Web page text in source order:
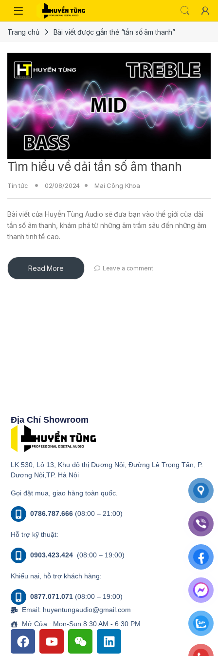
Trang chủ Bài viết được gắn thẻ “tần số âm thanh”
Tìm hiểu về dải tần số âm thanh
Tin tức 02/08/2024 Mai Công Khoa
Bài viết của Huyền Tùng Audio sẽ đưa bạn vào thế giới của dải
tần số âm thanh, khám phá từ những âm trầm sâu đến những âm
thanh tinh tế cao.
Read More Leave a comment
Địa Chỉ Showroom
LK 530, Lô 13, Khu đô thị Dương Nội, Đường Lê Trọng Tấn, P.
Dương Nội,TP. Hà Nội
Gọi đặt mua, giao hàng toàn quốc.
0786.787.666 (08:00 – 21:00)
Hỗ trợ kỹ thuật:
0903.423.424 (08:00 – 19:00)
Khiếu nại, hỗ trợ khách hàng:
0877.071.071 (08:00 – 19:00)
Email: huyentungaudio@gmail.com
Mở Cửa : Mon-Sun 8:30 AM - 6:30 PM